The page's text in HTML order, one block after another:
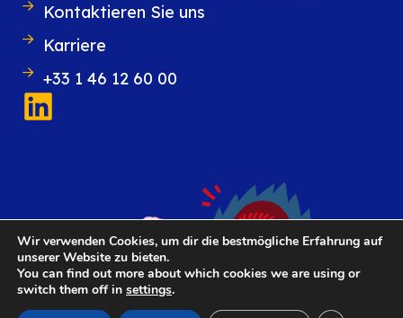
Kontaktieren Sie uns
Karriere
+33 1 46 12 60 00
Wir verwenden Cookies, um dir die bestmögliche Erfahrung auf
unserer Website zu bieten.
You can find out more about which cookies we are using or
switch them off in settings.